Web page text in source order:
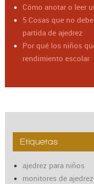
Cómo anotar o leer
5 Cosas que no
partida de ajedrez
Por qué los niños
rendimiento escolar
Etiquetas
ajedrez para niños
monitores de ajedrez